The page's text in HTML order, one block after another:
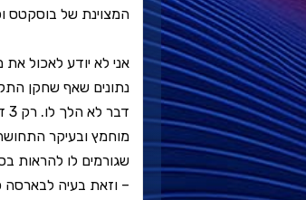
המצוינת של בוסקטס
נתונים שאף שחקן
מוחמץ ובעיקר
שגורמים לו להראות
– וזאת בעיה לבארסה